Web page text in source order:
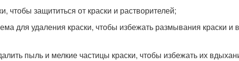
чтобы защититься от краски и растворителей;
для удаления краски, чтобы избежать размывания краски и
пыль и мелкие частицы краски, чтобы избежать их